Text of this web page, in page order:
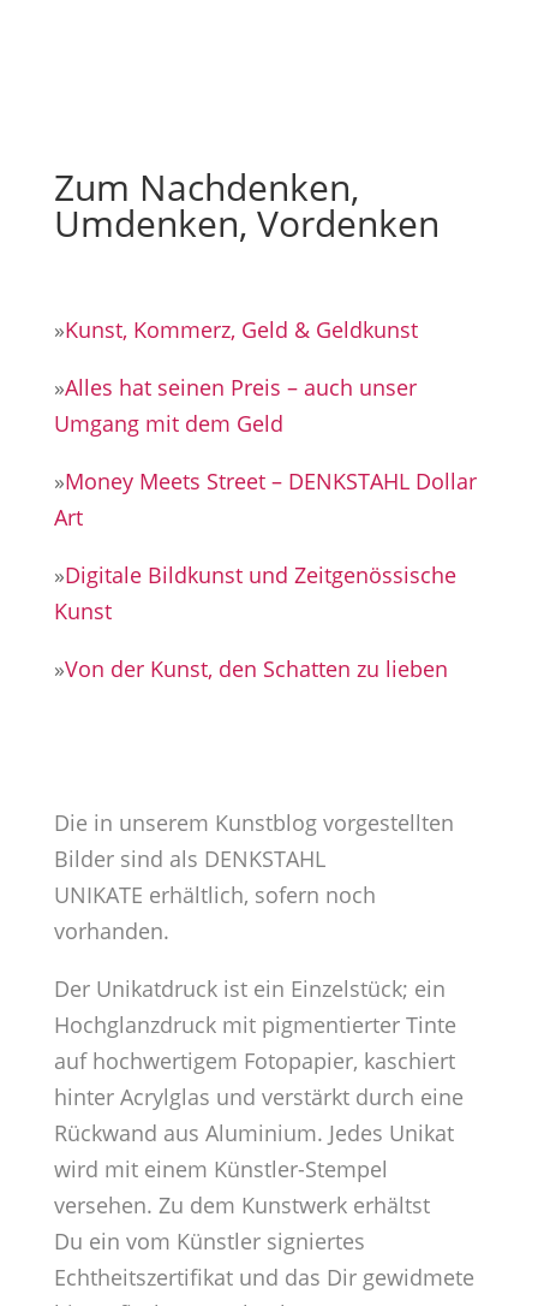
Zum Nachdenken,
Umdenken, Vordenken
»Kunst, Kommerz, Geld & Geldkunst
»Alles hat seinen Preis – auch unser
Umgang mit dem Geld
»Money Meets Street – DENKSTAHL Dollar
Art
»Digitale Bildkunst und Zeitgenössische
Kunst
»Von der Kunst, den Schatten zu lieben
Die in unserem Kunstblog vorgestellten
Bilder sind als DENKSTAHL
UNIKATE erhältlich, sofern noch
vorhanden.
Der Unikatdruck ist ein Einzelstück; ein
Hochglanzdruck mit pigmentierter Tinte
auf hochwertigem Fotopapier, kaschiert
hinter Acrylglas und verstärkt durch eine
Rückwand aus Aluminium. Jedes Unikat
wird mit einem Künstler-Stempel
versehen. Zu dem Kunstwerk erhältst
Du ein vom Künstler signiertes
Echtheitszertifikat und das Dir gewidmete